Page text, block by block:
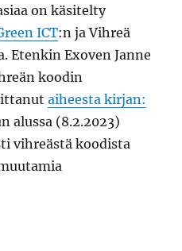
on käsitelty
ICT:n ja Vihreä
Etenkin Exoven Janne
koodin
aiheesta kirjan:
alussa (8.2.2023)
vihreästä koodista